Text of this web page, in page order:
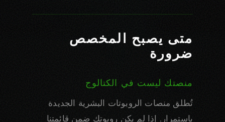
متى يصبح المخصص
ضرورة
منصتك ليست في الكتالوج
تُطلق منصات الروبوتات البشرية الجديدة
باستمرار. إذا لم يكن روبوتك ضمن قائمتنا